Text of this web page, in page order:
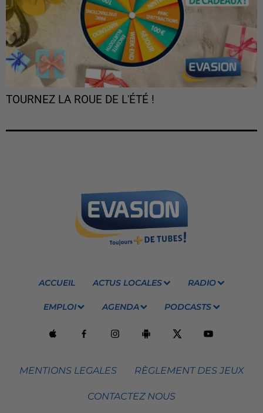
TOURNEZ LA ROUE DE L'ÉTÉ !
ACCUEIL ACTUS LOCALES RADIO
EMPLOI AGENDA PODCASTS
MENTIONS LEGALES RÈGLEMENT DES JEUX
CONTACTEZ NOUS